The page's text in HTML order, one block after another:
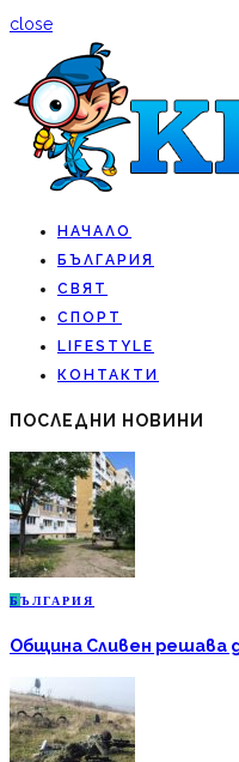
close
НАЧАЛО
БЪЛГАРИЯ
СВЯТ
СПОРТ
LIFESTYLE
КОНТАКТИ
ПОСЛЕДНИ НОВИНИ
Б ЪЛГАРИЯ
Община Сливен решава